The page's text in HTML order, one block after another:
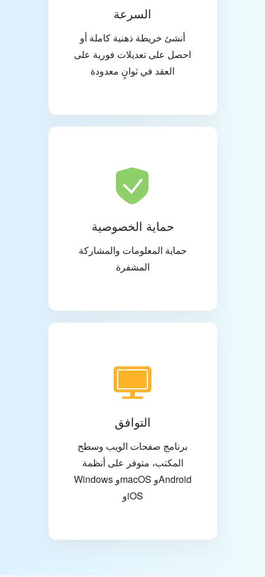
السرعة
أنشئ خريطة ذهنية كاملة أو
احصل على تعديلات فورية على
العقد في ثوانٍ معدودة
حماية الخصوصية
حماية المعلومات والمشاركة
المشفرة
التوافق
برنامج صفحات الويب وسطح
المكتب، متوفر على أنظمة
Windows وmacOS وAndroid
وiOS